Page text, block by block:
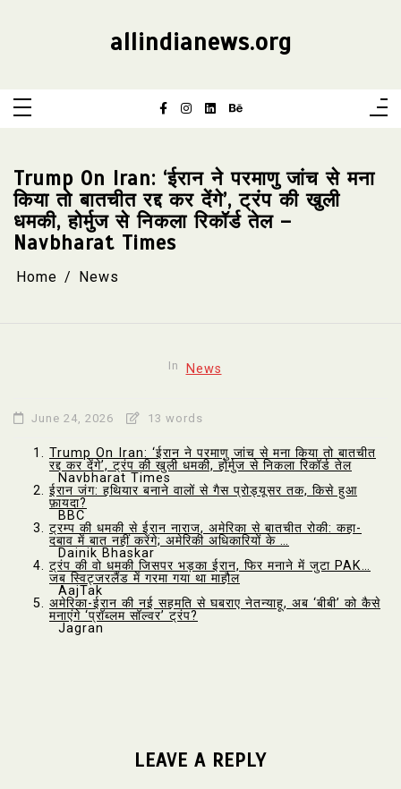
allindianews.org
Trump On Iran: ‘ईरान ने परमाणु जांच से मना
किया तो बातचीत रद्द कर देंगे’, ट्रंप की खुली
धमकी, होर्मुज से निकला रिकॉर्ड तेल –
Navbharat Times
Home News
In News
June 24, 2026 13 words
Trump On Iran: ‘ईरान ने परमाणु जांच से मना किया तो बातचीत
रद्द कर देंगे’, ट्रंप की खुली धमकी, होर्मुज से निकला रिकॉर्ड तेल
Navbharat Times
ईरान जंग: हथियार बनाने वालों से गैस प्रोड्यूसर तक, किसे हुआ
फ़ायदा?
BBC
ट्रम्प की धमकी से ईरान नाराज, अमेरिका से बातचीत रोकी: कहा-
दबाव में बात नहीं करेंगे; अमेरिकी अधिकारियों के …
Dainik Bhaskar
ट्रंप की वो धमकी जिसपर भड़का ईरान, फिर मनाने में जुटा PAK…
जब स्विट्जरलैंड में गरमा गया था माहौल
AajTak
अमेरिका-ईरान की नई सहमति से घबराए नेतन्याहू, अब ‘बीबी’ को कैसे
मनाएंगे ‘प्रॉब्लम सॉल्वर’ ट्रंप?
Jagran
LEAVE A REPLY